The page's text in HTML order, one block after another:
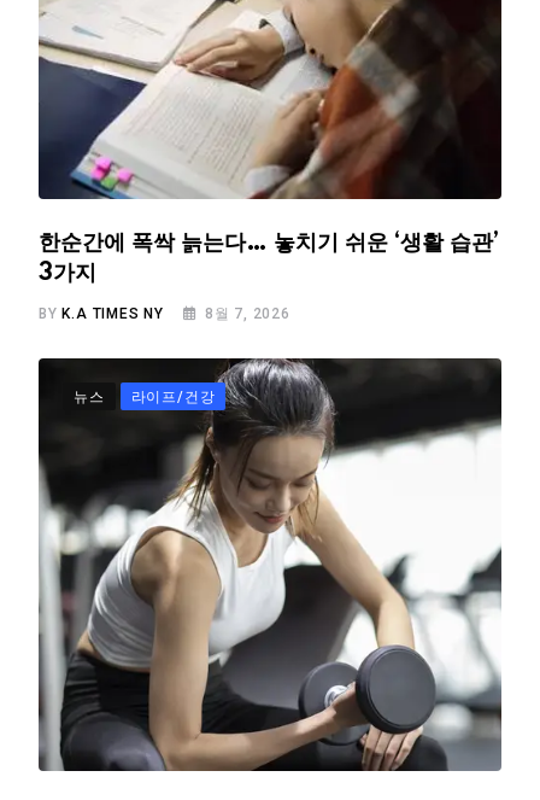
한순간에 폭싹 늙는다… 놓치기 쉬운 ‘생활 습관’
3가지
BY K.A TIMES NY 8월 7, 2026
뉴스 라이프/건강